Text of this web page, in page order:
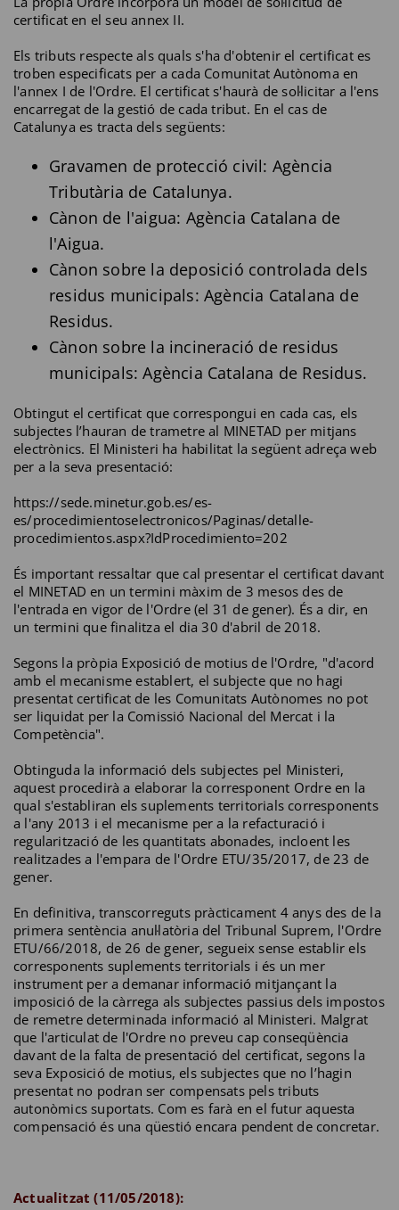
certificat en el seu annex II.
Els tributs respecte als quals s'ha d'obtenir el certificat es
troben especificats per a cada Comunitat Autònoma en
l'annex I de l'Ordre. El certificat s'haurà de sol·licitar a l'ens
encarregat de la gestió de cada tribut. En el cas de
Catalunya es tracta dels següents:
Gravamen de protecció civil: Agència
Tributària de Catalunya.
Cànon de l'aigua: Agència Catalana de
l'Aigua.
Cànon sobre la deposició controlada dels
residus municipals: Agència Catalana de
Residus.
Cànon sobre la incineració de residus
municipals: Agència Catalana de Residus.
Obtingut el certificat que correspongui en cada cas, els
subjectes l’hauran de trametre al MINETAD per mitjans
electrònics. El Ministeri ha habilitat la següent adreça web
per a la seva presentació:
https://sede.minetur.gob.es/es-
es/procedimientoselectronicos/Paginas/detalle-
procedimientos.aspx?IdProcedimiento=202
És important ressaltar que cal presentar el certificat davant
el MINETAD en un termini màxim de 3 mesos des de
l'entrada en vigor de l'Ordre (el 31 de gener). És a dir, en
un termini que finalitza el dia 30 d'abril de 2018.
Segons la pròpia Exposició de motius de l'Ordre, "d'acord
amb el mecanisme establert, el subjecte que no hagi
presentat certificat de les Comunitats Autònomes no pot
ser liquidat per la Comissió Nacional del Mercat i la
Competència".
Obtinguda la informació dels subjectes pel Ministeri,
aquest procedirà a elaborar la corresponent Ordre en la
qual s'establiran els suplements territorials corresponents
a l'any 2013 i el mecanisme per a la refacturació i
regularització de les quantitats abonades, incloent les
realitzades a l'empara de l'Ordre ETU/35/2017, de 23 de
gener.
En definitiva, transcorreguts pràcticament 4 anys des de la
primera sentència anul·latòria del Tribunal Suprem, l'Ordre
ETU/66/2018, de 26 de gener, segueix sense establir els
corresponents suplements territorials i és un mer
instrument per a demanar informació mitjançant la
imposició de la càrrega als subjectes passius dels impostos
de remetre determinada informació al Ministeri. Malgrat
que l'articulat de l'Ordre no preveu cap conseqüència
davant de la falta de presentació del certificat, segons la
seva Exposició de motius, els subjectes que no l’hagin
presentat no podran ser compensats pels tributs
autonòmics suportats. Com es farà en el futur aquesta
compensació és una qüestió encara pendent de concretar.
Actualitzat (11/05/2018):